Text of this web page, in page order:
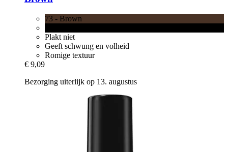
73 - Brown
Plakt niet
Geeft schwung en volheid
Romige textuur
€ 9,09
Bezorging uiterlijk op 13. augustus